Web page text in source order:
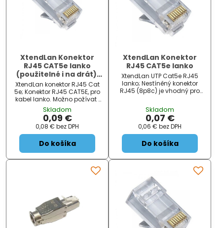
XtendLan Konektor
RJ45 CAT5e lanko
(použitelné i na drát),
50u
XtendLan konektor RJ45 Cat
5e; Konektor RJ45 CAT5E, pro
kabel lanko. Možno požívat i
na drát. ZÁKLADNÍ
SPECIFIKACE; Typ konektoru:
RJ45; Kategorie: Cat 5e; P...
Skladom
0,09 €
0,08 € bez DPH
Do košíka
XtendLan Konektor
RJ45 CAT5e lanko
XtendLan UTP Cat5e RJ45
lanko; Nestíněný konektor
RJ45 (8p8c) je vhodný pro
strukturované kabeláže.
ZÁKLADNÍ SPECIFIKACE; Typ
konektoru: RJ45; Kategorie:...
Skladom
0,07 €
0,06 € bez DPH
Do košíka